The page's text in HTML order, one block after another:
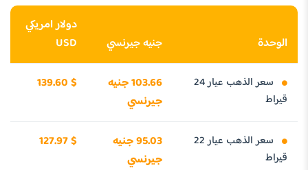
الوحدة جنيه جيرنسي
دولار امريكي
USD
سعر الذهب عيار 24
قيراط
103.66 جنيه
جيرنسي
139.60 $
سعر الذهب عيار 22
قيراط
95.03 جنيه
جيرنسي
127.97 $